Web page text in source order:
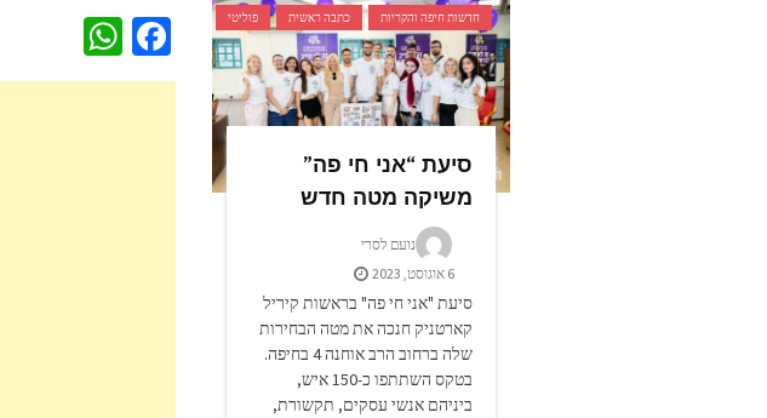
Facebook חדשות חיפה והקריות כתבה ראשית פוליטי
סיעת “אני חי פה”
משיקה מטה חדש
נועם לסרי
6 אוגוסט, 2023
סיעת "אני חי פה" בראשות קיריל
קארטניק חנכה את מטה הבחירות
שלה ברחוב הרב אוחנה 4 בחיפה.
בטקס השתתפו כ-150 איש,
ביניהם אנשי עסקים, תקשורת,